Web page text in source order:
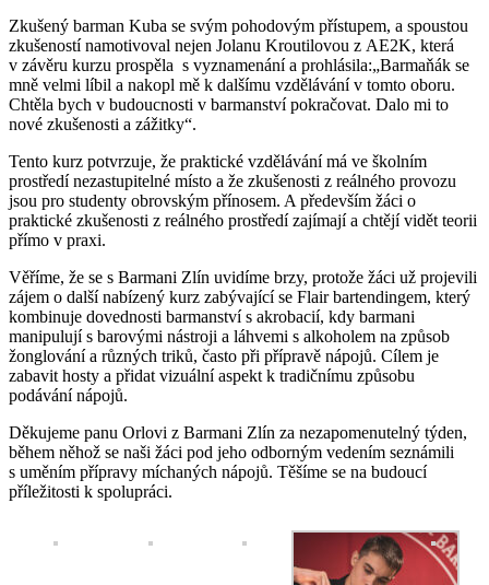
Zkušený barman Kuba se svým pohodovým přístupem, a spoustou
zkušeností namotivoval nejen Jolanu Kroutilovou z AE2K, která
v závěru kurzu prospěla s vyznamenání a prohlásila:„Barmaňák se
mně velmi líbil a nakopl mě k dalšímu vzdělávání v tomto oboru.
Chtěla bych v budoucnosti v barmanství pokračovat. Dalo mi to
nové zkušenosti a zážitky“.
Tento kurz potvrzuje, že praktické vzdělávání má ve školním
prostředí nezastupitelné místo a že zkušenosti z reálného provozu
jsou pro studenty obrovským přínosem. A především žáci o
praktické zkušenosti z reálného prostředí zajímají a chtějí vidět teorii
přímo v praxi.
Věříme, že se s Barmani Zlín uvidíme brzy, protože žáci už projevili
zájem o další nabízený kurz zabývající se Flair bartendingem, který
kombinuje dovednosti barmanství s akrobacií, kdy barmani
manipulují s barovými nástroji a láhvemi s alkoholem na způsob
žonglování a různých triků, často při přípravě nápojů. Cílem je
zabavit hosty a přidat vizuální aspekt k tradičnímu způsobu
podávání nápojů.
Děkujeme panu Orlovi z Barmani Zlín za nezapomenutelný týden,
během něhož se naši žáci pod jeho odborným vedením seznámili
s uměním přípravy míchaných nápojů. Těšíme se na budoucí
příležitosti k spolupráci.